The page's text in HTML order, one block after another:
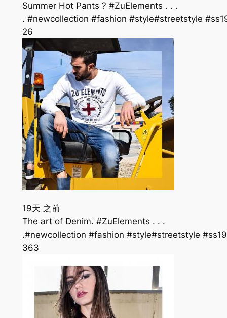
Summer Hot Pants ? #ZuElements . . .
. #newcollection #fashion #style#streetstyle
26
19天 之前
The art of Denim. #ZuElements . . .
.#newcollection #fashion #style#streetstyle
363